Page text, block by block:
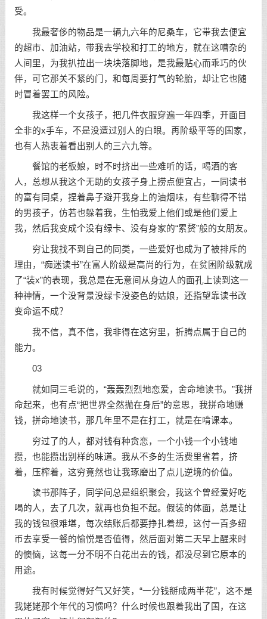
受。
我最奢侈的物品是一辆九六年的尼桑车，它带我去便宜
的超市、加油站，带我去学校和打工的地方，就在这嘈杂的
人间里，为我扒拉出一块块落脚地，是我最贴心而乖巧的伙
伴，可它那关不紧的门，和每周要打气的轮胎，却让它也随
时冒着罢工的风险。
我这样一个女孩子，把几件衣服穿遍一年四季，开面目
全非的x手车，不是没遭过别人的白眼。再阶级平等的国家，
也有人热衷着看出别人的三六九等。
餐馆的老板娘，时不时挤出一些难听的话，喝酒的客
人，总想从我这个无助的女孩子身上捞点便宜占，一同读书
的富有同桌，捏着鼻子避开我身上的油烟味，有些聊得不错
的男孩子，仿若也躲着我，生怕我爱上他们或是他们爱上
我，然后我变成个没有绿卡、没有身家的“累赘”般的女朋友。
穷让我找不到自己的同类，一些爱好也成为了被排斥的
理由，“痴迷读书”在富人阶级是高尚的行为，在贫困阶级就成
了“装x”的表现，我总是在无意间从身边人的面孔上读到这一
种神情，一个没背景没绿卡没姿色的姑娘，还指望靠读书改
变命运不成？
我不信，真不信，我非得在这穷里，折腾点属于自己的
能力。
03
就如同三毛说的，“轰轰烈烈地恋爱，舍命地读书。”我拼
命起来，也有点“把世界全然抛在身后”的意思，我拼命地赚
钱，拼命地读书，那几年里不是在打工，就是在啃课本。
穷过了的人，都对钱有种贪恋，一个小钱一个小钱地
攒，也能攒出别样的味道。我从不多的生活费里省着，挤
着，压榨着，这穷竟然也让我琢磨出了点儿逆境的价值。
读书那阵子，同学间总是组织聚会，我这个曾经爱好吃
喝的人，去了几次，就再也负担不起。假装的体面，总是让
我的钱包很难堪，每次结账后都要挣扎着想，这付一百多纽
币去享受一餐的愉悦是否值得，然后面对第二天早上醒来时
的懊恼，这每一分不明不白花出去的钱，都没尽到它原本的
用途。
我有时候觉得好气又好笑，“一分钱掰成两半花”，这不是
我姥姥那个年代的习惯吗？什么时候也跟着我出了国，在这